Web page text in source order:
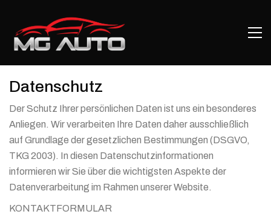
Datenschutz
Der Schutz Ihrer persönlichen Daten ist uns ein besonderes
Anliegen. Wir verarbeiten Ihre Daten daher ausschließlich
auf Grundlage der gesetzlichen Bestimmungen (DSGVO,
TKG 2003). In diesen Datenschutzinformationen
informieren wir Sie über die wichtigsten Aspekte der
Datenverarbeitung im Rahmen unserer Website.
KONTAKTFORMULAR